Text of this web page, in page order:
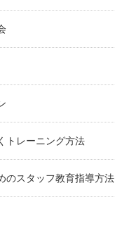
トレーニング方法
のスタッフ教育指導方法